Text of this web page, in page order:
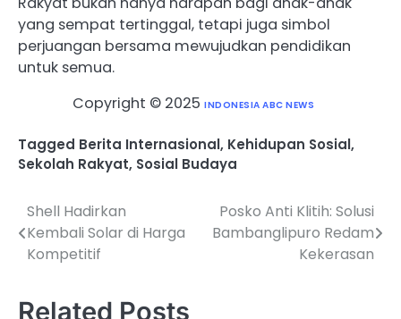
yang sempat tertinggal, tetapi juga simbol
perjuangan bersama mewujudkan pendidikan
untuk semua.
Copyright © 2025 INDONESIA ABC NEWS
Tagged Berita Internasional, Kehidupan Sosial,
Sekolah Rakyat, Sosial Budaya
Post
navigation
Shell Hadirkan
Kembali Solar di Harga
Kompetitif
Posko Anti Klitih: Solusi
Bambanglipuro Redam
Kekerasan
Related Posts